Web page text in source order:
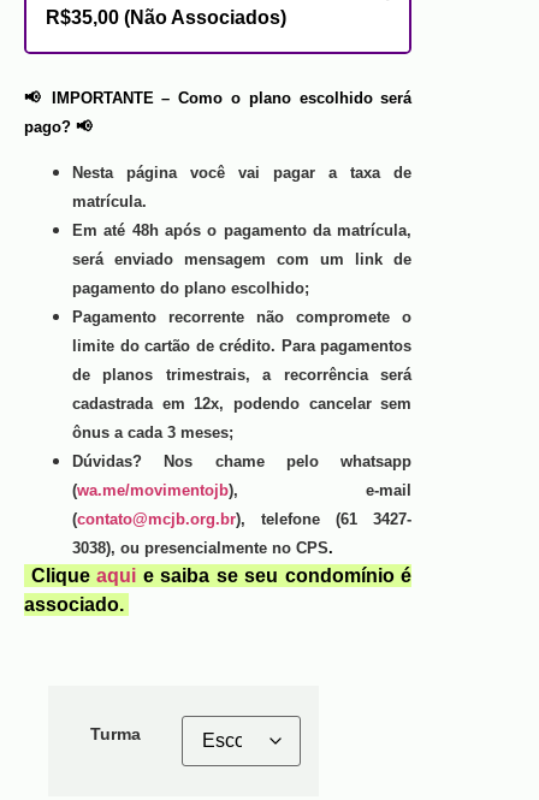
R$35,00 (Não Associados)
📢 IMPORTANTE – Como o plano escolhido será
pago? 📢
Nesta página você vai pagar a taxa de
matrícula.
Em até 48h após o pagamento da matrícula,
será enviado mensagem com um link de
pagamento do plano escolhido;
Pagamento recorrente não compromete o
limite do cartão de crédito. Para pagamentos
de planos trimestrais, a recorrência será
cadastrada em 12x, podendo cancelar sem
ônus a cada 3 meses;
Dúvidas? Nos chame pelo whatsapp
(wa.me/movimentojb), e-mail
(contato@mcjb.org.br), telefone (61 3427-
3038), ou presencialmente no CPS.
Cliqueaqui e saiba se seu condomínio é
associado.
Turma